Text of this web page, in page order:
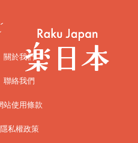
關於我們
聯絡我們
站使用條款
隱私權政策